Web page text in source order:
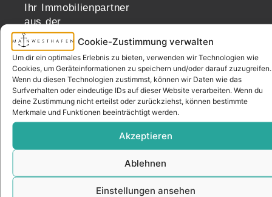
Cookie-Zustimmung verwalten
Um dir ein optimales Erlebnis zu bieten, verwenden wir Technologien wie
Cookies, um Geräteinformationen zu speichern und/oder darauf zuzugreifen.
Wenn du diesen Technologien zustimmst, können wir Daten wie das
Surfverhalten oder eindeutige IDs auf dieser Website verarbeiten. Wenn du
deine Zustimmung nicht erteilst oder zurückziehst, können bestimmte
Merkmale und Funktionen beeinträchtigt werden.
Akzeptieren
Ablehnen
Einstellungen ansehen
Ihr Immobilienpartner
aus der
Nachbarschaft.
– seit 2017.
KONTAKT
Adresse
60327 Frankfurt